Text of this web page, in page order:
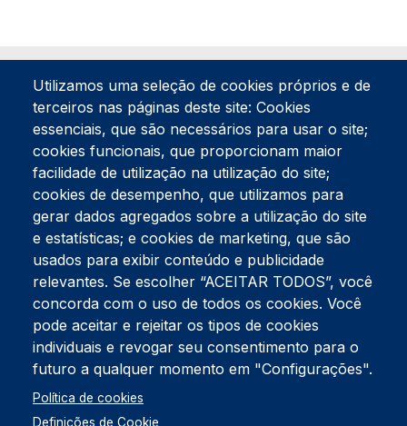
Tel:234 390 100Fax:234 390 100
Endereço Postal
Apartado 42
Rua Gil Eanes 31
3834-908 Gafanha da Nazaré
Estúdios
Rua Prior Guerra
Edifício do Centro Cultural da Gafanha da Nazaré
3830-556 Gafanha da Nazaré
Rodapé
Cookies Política de Privacidade
Utilizamos uma seleção de cookies próprios e de
terceiros nas páginas deste site: Cookies
essenciais, que são necessários para usar o site;
cookies funcionais, que proporcionam maior
facilidade de utilização na utilização do site;
cookies de desempenho, que utilizamos para
gerar dados agregados sobre a utilização do site
e estatísticas; e cookies de marketing, que são
usados para exibir conteúdo e publicidade
relevantes. Se escolher “ACEITAR TODOS”, você
concorda com o uso de todos os cookies. Você
pode aceitar e rejeitar os tipos de cookies
individuais e revogar seu consentimento para o
futuro a qualquer momento em "Configurações".
Política de cookies
Definições de Cookie